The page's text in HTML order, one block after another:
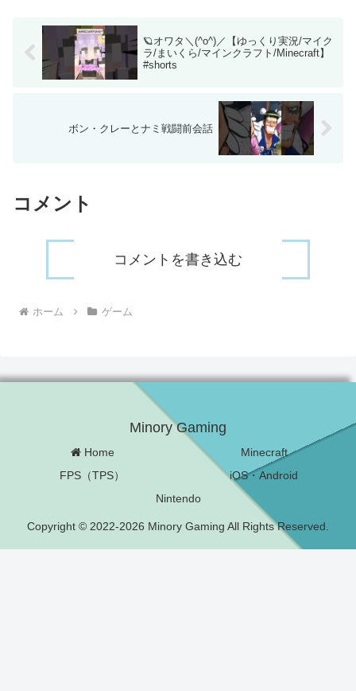
🪐オワタ＼(^o^)／【ゆっくり実況/マイク
ラ/まいくら/マインクラフト/Minecraft】
#shorts
ボン・クレーとナミ戦闘前会話
コメント
コメントを書き込む
ホーム ゲーム
Minory Gaming
Home
Minecraft
FPS（TPS）
iOS・Android
Nintendo
Copyright © 2022-2026 Minory Gaming All Rights Reserved.